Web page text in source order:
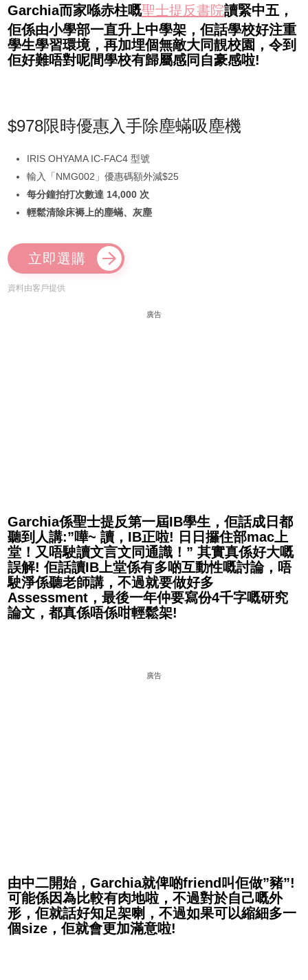
Garchia而家喺赤柱嘅聖士提反書院讀緊中五，
佢係由小學部一直升上中學架，佢話學校好注重
學生學習環境，再加埋個無敵大同靚校園，令到
佢好難唔對呢間學校有歸屬感同自豪感啦!
$978限時優惠入手除塵蟎吸塵機
IRIS OHYAMA IC-FAC4 型號
輸入「NMG002」優惠碼額外減$25
每分鐘拍打次數達 14,000 次
輕鬆清除床褥上的塵蟎、灰塵
立即選購
資料由客戶提供
廣告
Garchia係聖士提反第一屆IB學生，佢話成日都
聽到人講:”嘩~ 讀，IB正啦! 日日攞住部mac上
堂！又唔駛讀文言文同通識！” 其實真係好大嘅
誤解! 佢話讀IB上堂係有多啲互動性嘅討論，唔
駛淨係聽老師講，不過就要做好多
Assessment，最後一年仲要寫份4千字嘅研究
論文，都真係唔係咁輕鬆架!
廣告
由中二開始，Garchia就俾啲friend叫佢做”豬”!
可能係因為比較有肉地啦，不過對於自己嘅外
形，佢就話好知足架喇，不過如果可以縮細多一
個size，佢就會更加滿意啦!